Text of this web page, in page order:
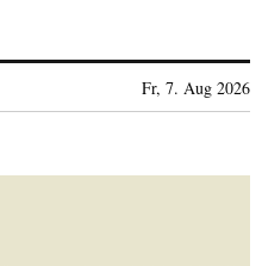
Fr, 7. Aug 2026